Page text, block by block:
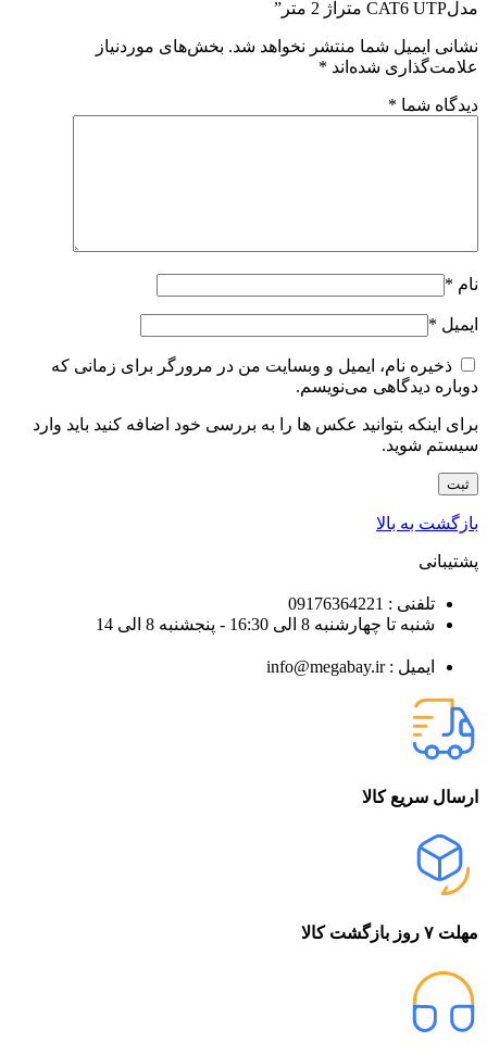
مدلCAT6 UTP متراژ 2 متر”
نشانی ایمیل شما منتشر نخواهد شد. بخش‌های موردنیاز
علامت‌گذاری شده‌اند *
دیدگاه شما *
نام *
ایمیل *
ذخیره نام، ایمیل و وبسایت من در مرورگر برای زمانی که
دوباره دیدگاهی می‌نویسم.
برای اینکه بتوانید عکس ها را به بررسی خود اضافه کنید باید وارد
سیستم شوید.
بازگشت به بالا
پشتیبانی
تلفنی : 09176364221
شنبه تا چهارشنبه 8 الی 16:30 - پنجشنبه 8 الی 14
ایمیل : info@megabay.ir
ارسال سریع کالا
مهلت ۷ روز بازگشت کالا